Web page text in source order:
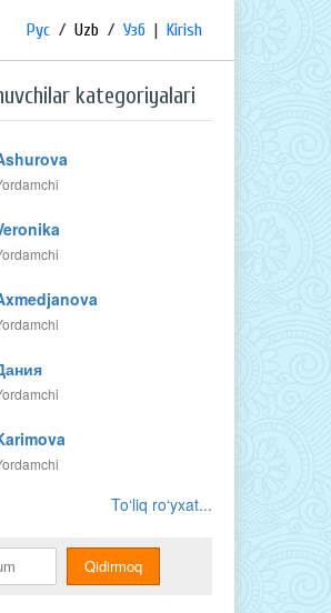
Рус / Uzb / Узб | Kirish
kategoriyalari
To‘liq ro‘yxat...